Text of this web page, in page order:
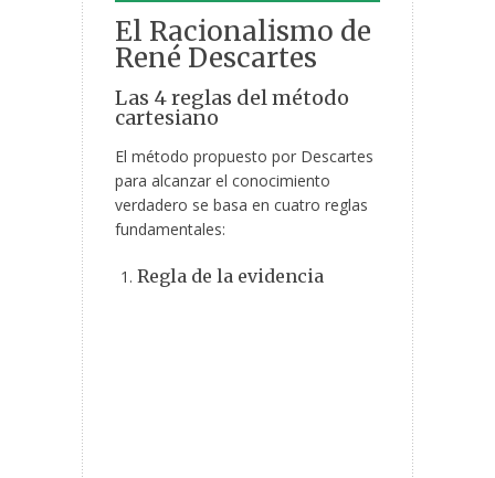
El Racionalismo de
René Descartes
Las 4 reglas del método
cartesiano
El método propuesto por Descartes
para alcanzar el conocimiento
verdadero se basa en cuatro reglas
fundamentales:
Regla de la evidencia